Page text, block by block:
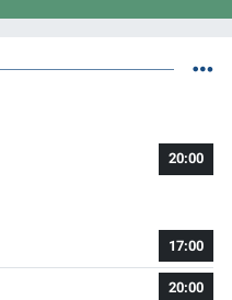
20:00
17:00
20:00